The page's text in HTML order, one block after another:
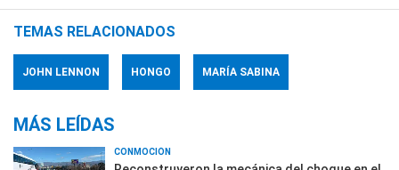
TEMAS RELACIONADOS
JOHN LENNON HONGO MARÍA SABINA
MÁS LEÍDAS
CONMOCIÓN